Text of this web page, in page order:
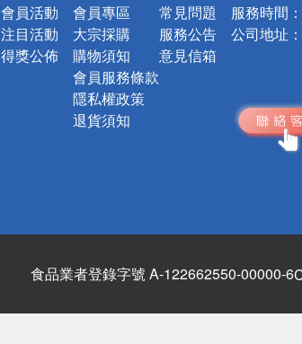
會員活動
注目活動
得獎公佈
會員專區
大宗採購
購物須知
會員服務條款
隱私權政策
退貨須知
常見問題
服務公告
意見信箱
服務時間：
公司地址：
食品業者登錄字號 A-122662550-00000-6